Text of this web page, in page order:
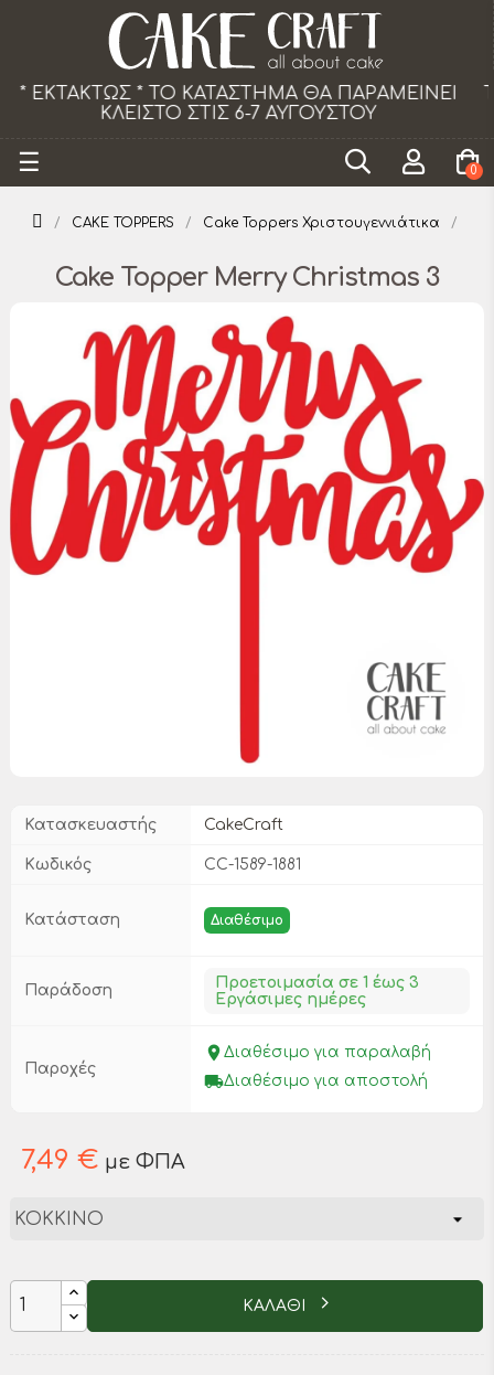
Το κατάστημα θα παραμείνει κλειστό τα
από 18/07 εως 29/08.
Toggle
navigation
☰ 0
CAKE TOPPERS Cake Toppers Χριστουγεννιάτικα
Cake Topper Merry Christmas 3
Κατασκευαστής CakeCraft
Κωδικός CC-1589-1881
Κατάσταση Διαθέσιμο
Παράδοση
Προετοιμασία σε 1 έως 3
Εργάσιμες ημέρες
Παροχές
place Διαθέσιμο για παραλαβή
local_shippingΔιαθέσιμο για αποστολή
7,49 € με ΦΠΑ
ΚΑΛΑΘΙ